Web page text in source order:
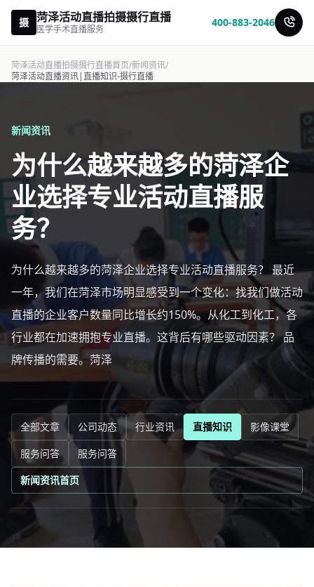
摄 菏泽活动直播拍摄摄行直播
医学手术直播服务
400-883-2046
菏泽活动直播拍摄摄行直播首页/新闻资讯/
菏泽活动直播资讯|直播知识-摄行直播
新闻资讯
为什么越来越多的菏泽企
业选择专业活动直播服
务？
为什么越来越多的菏泽企业选择专业活动直播服务？ 最近
一年，我们在菏泽市场明显感受到一个变化：找我们做活动
直播的企业客户数量同比增长约150%。从化工到化工，各
行业都在加速拥抱专业直播。这背后有哪些驱动因素？ 品
牌传播的需要。菏泽
全部文章 公司动态 行业资讯 直播知识
影像课堂
服务问答
服务问答
新闻资讯首页